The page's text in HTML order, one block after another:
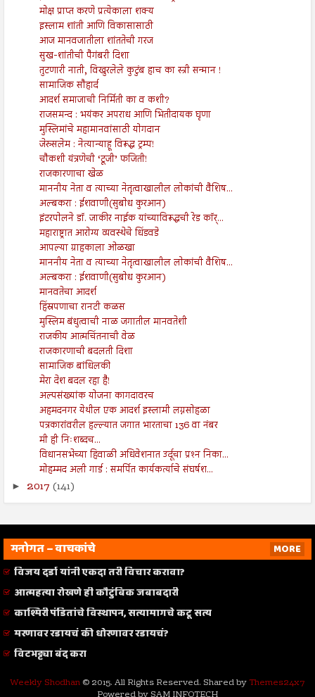
मोक्ष प्राप्त करणे प्रत्येकाला शक्य
इस्लाम शांती आणि विकासासाठी
आज मानवजातीला शांततेची गरज
सुख-शांतीची पैगंबरी दिशा
तुटणारी नाती, विखुरलेले कुटुंब हाच का स्त्री सन्मान !
सामाजिक सौहार्द
आदर्श समाजाची निर्मिती का व कशी?
राजसमन्द : भयंकर अपराध आणि भितीदायक घृणा
मुस्लिमांचे महामानवांसाठी योगदान
जेरुसलेम : नेत्यान्याहू विरूद्ध ट्रम्प!
चौकशी यंत्रणेची ‘टूजी’ फजिती!
राजकारणाचा खेळ
माननीय नेता व त्याच्या नेतृत्वाखालील लोकांची वैशिष...
अल्बकरा : ईशवाणी(सुबोध कुरआन)
इंटरपोलने डॉ. जाकीर नाईक यांच्याविरूद्धची रेड कॉर्...
महाराष्ट्रात आरोग्य व्यवस्थेचे धिंडवडे
आपल्या ग्राहकाला ओळखा
माननीय नेता व त्याच्या नेतृत्वाखालील लोकांची वैशिष...
अल्बकरा : ईशवाणी(सुबोध कुरआन)
मानवतेचा आदर्श
हिंस्रपणाचा रानटी कळस
मुस्लिम बंधुत्वाची नाळ जगातील मानवतेशी
राजकीय आत्मचिंतनाची वेळ
राजकारणाची बदलती दिशा
सामाजिक बांधिलकी
मेरा देश बदल रहा है!
अल्पसंख्यांक योजना कागदावरच
अहमदनगर येथील एक आदर्श इस्लामी लग्नसोहळा
पत्रकारांवरील हल्ल्यात जगात भारताचा 136 वा नंबर
मी ही निःशब्दच...
विधानसभेच्या हिवाळी अधिवेशनात उर्दूचा प्रश्‍न निका...
मोहम्मद अली गार्ड : समर्पित कार्यकर्त्याचे संघर्षश...
► 2017 (141)
मनोगत – वाचकांचे
MORE
विजय दर्डा यांनी एकदा तरी विचार करावा?
आत्महत्या रोखणे ही कौटुंबिक जबाबदारी
काश्मिरी पंडितांचे विस्थापन, सत्यामागचे कटू सत्य
मरणावर रडायचं की धोरणावर रडायचं?
विटभट्ट्या बंद करा
Weekly Shodhan © 2015. All Rights Reserved. Shared by Themes24x7